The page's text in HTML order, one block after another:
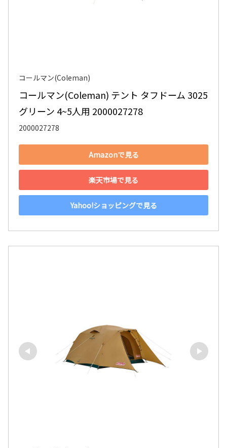
コールマン(Coleman)
コールマン(Coleman) テント タフドーム 3025
グリーン 4~5人用 2000027278
2000027278
Amazonで見る
楽天市場で見る
Yahoo!ショッピングで見る